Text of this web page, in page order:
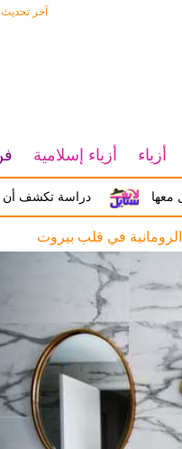
آخر تحديث GMT 19:10:39
أزياء أزياء إسلامية
دراسة تكشف أن الحمل